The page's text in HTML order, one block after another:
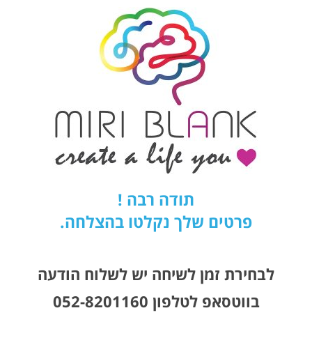
תודה רבה !
פרטים שלך נקלטו בהצלחה.
לבחירת זמן לשיחה יש לשלוח הודעה
בווטסאפ לטלפון 052-8201160